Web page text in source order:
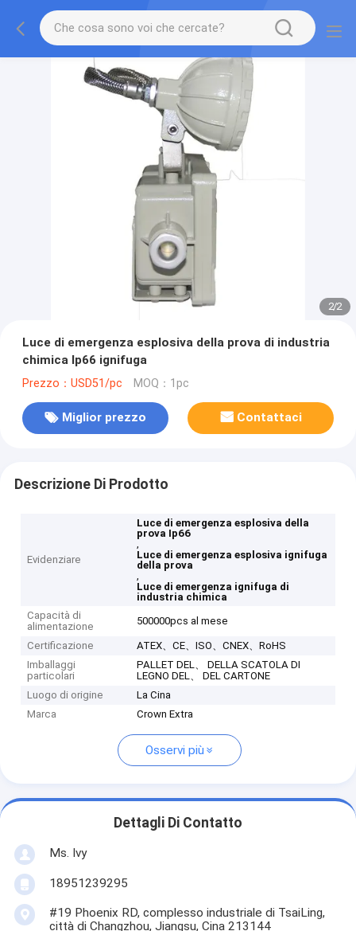
2/2
Luce di emergenza esplosiva della prova di industria
chimica Ip66 ignifuga
Prezzo：USD51/pc MOQ：1pc
Miglior prezzo Contattaci
Descrizione Di Prodotto
Evidenziare
Luce di emergenza esplosiva della
prova Ip66
,
Luce di emergenza esplosiva ignifuga
della prova
,
Luce di emergenza ignifuga di
industria chimica
Capacità di
alimentazione
500000pcs al mese
Certificazione
ATEX、CE、ISO、CNEX、RoHS
Imballaggi
particolari
PALLET DEL、 DELLA SCATOLA DI
LEGNO DEL、 DEL CARTONE
Luogo di origine
La Cina
Marca
Crown Extra
Osservi più
Dettagli Di Contatto
Ms. Ivy
18951239295
#19 Phoenix RD, complesso industriale di TsaiLing,
città di Changzhou, Jiangsu, Cina 213144